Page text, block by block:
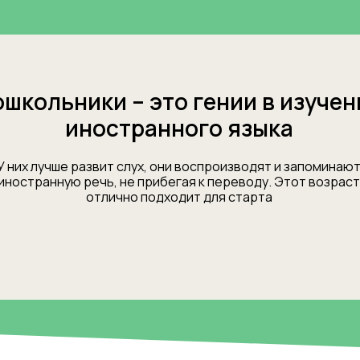
– это гении в
иностранного языка
них лучше развит слух, они воспроизводят и запоминают
речь, не прибегая к переводу. Этот возраст
отлично подходит для старта